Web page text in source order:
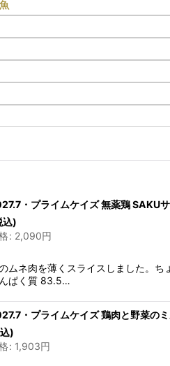
・プライムケイズ 無薬鶏 SAKU
込)
: 2,090円
ムネ肉を薄くスライスしました。
ぱく質 83.5…
・プライムケイズ 鶏肉と野菜の
)
: 1,903円